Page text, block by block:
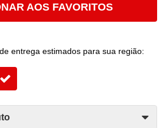
AOS FAVORITOS
entrega estimados para sua região: